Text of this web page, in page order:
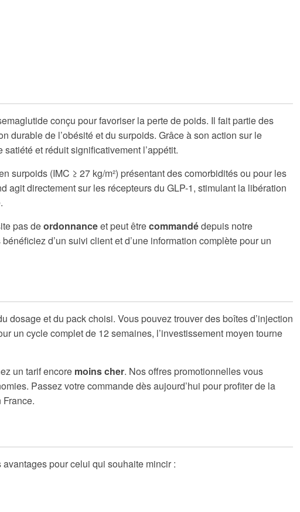
conçu pour favoriser la perte de poids. Il fait partie des
durable de l’obésité et du surpoids. Grâce à son action sur le
et réduit significativement l’appétit.
surpoids (IMC ≥ 27 kg/m²) présentant des comorbidités ou pour les
agit directement sur les récepteurs du GLP-1, stimulant la libération
pas deordonnanceet peut êtrecommandédepuis notre
d’un suivi client et d’une information complète pour un
dosage et du pack choisi. Vous pouvez trouver des boîtes d’injection
un cycle complet de 12 semaines, l’investissement moyen tourne
un tarif encore moins cher. Nos offres promotionnelles vous
Passez votre commande dès aujourd’hui pour profiter de la
France.
pour celui qui souhaite mincir :